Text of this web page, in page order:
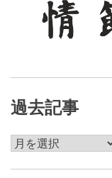
過去記事
過